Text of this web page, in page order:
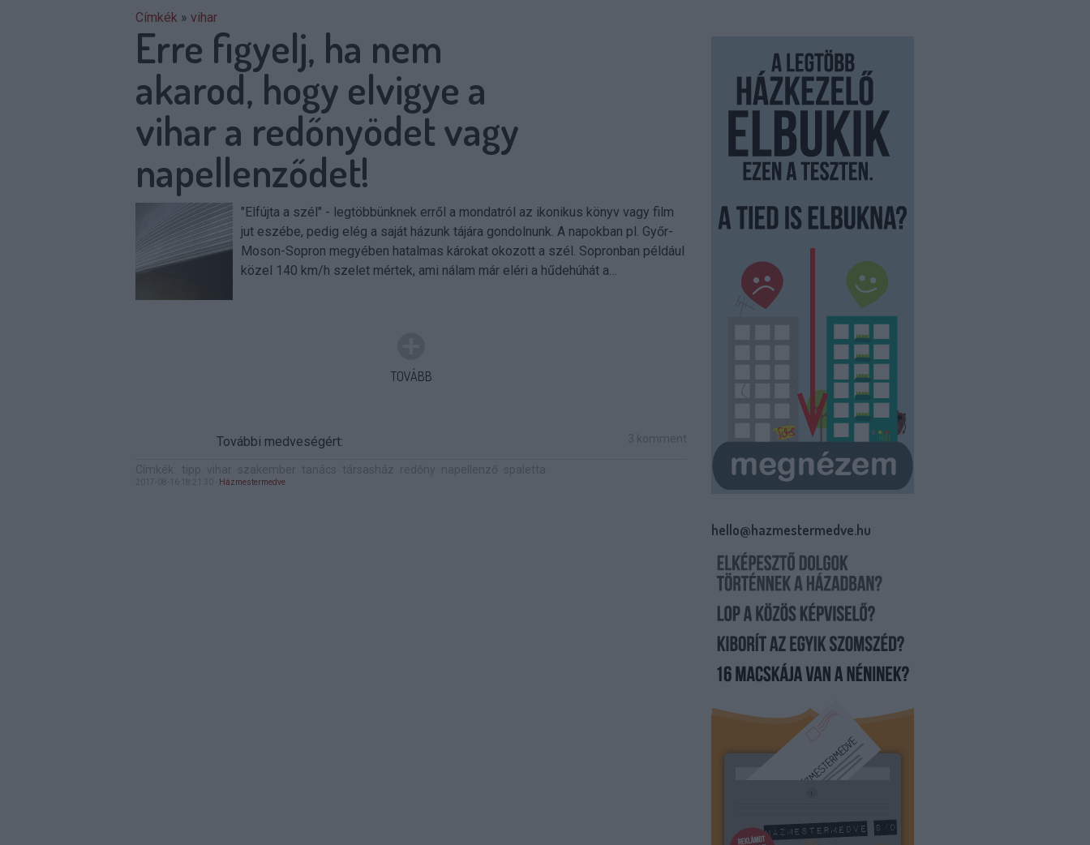
Címkék » vihar
Erre figyelj, ha nem
akarod, hogy elvigye a
vihar a redőnyödet vagy
napellenződet!
"Elfújta a szél" - legtöbbünknek erről a mondatról az ikonikus könyv vagy film
jut eszébe, pedig elég a saját házunk tájára gondolnunk. A napokban pl. Győr-
Moson-Sopron megyében hatalmas károkat okozott a szél. Sopronban például
közel 140 km/h szelet mértek, ami nálam már eléri a hűdehúhát a…
TOVÁBB
További medveségért:
Házmestermedve
hello@hazmestermedve.hu